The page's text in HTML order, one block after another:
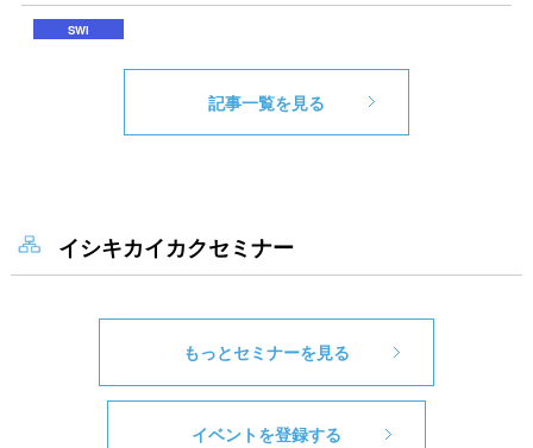
記事一覧を見る
イシキカイカクセミナー
もっとセミナーを見る
イベントを登録する